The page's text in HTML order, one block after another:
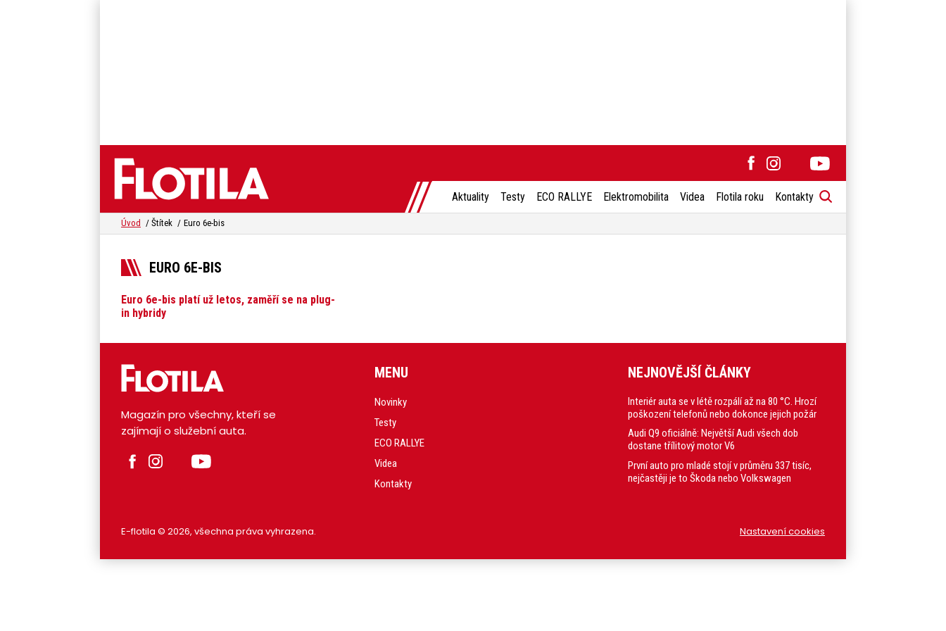
Aktuality Testy ECO RALLYE Elektromobilita Videa Flotila roku Kontakty
Úvod Štítek Euro 6e-bis
EURO 6E-BIS
Euro 6e-bis platí už letos, zaměří se na plug-
in hybridy
Magazín pro všechny, kteří se
zajímají o služební auta.
MENU
Novinky
Testy
ECO RALLYE
Videa
Kontakty
NEJNOVĚJŠÍ ČLÁNKY
Interiér auta se v létě rozpálí až na 80 °C. Hrozí
poškození telefonů nebo dokonce jejich požár
Audi Q9 oficiálně: Největší Audi všech dob
dostane třílitový motor V6
První auto pro mladé stojí v průměru 337 tisíc,
nejčastěji je to Škoda nebo Volkswagen
E-flotila © 2026, všechna práva vyhrazena. Nastavení cookies